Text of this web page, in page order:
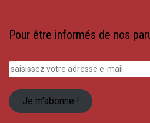
Pour être informés de nos
saisissez
votre
adresse
e-
mail
Je m'abonne !